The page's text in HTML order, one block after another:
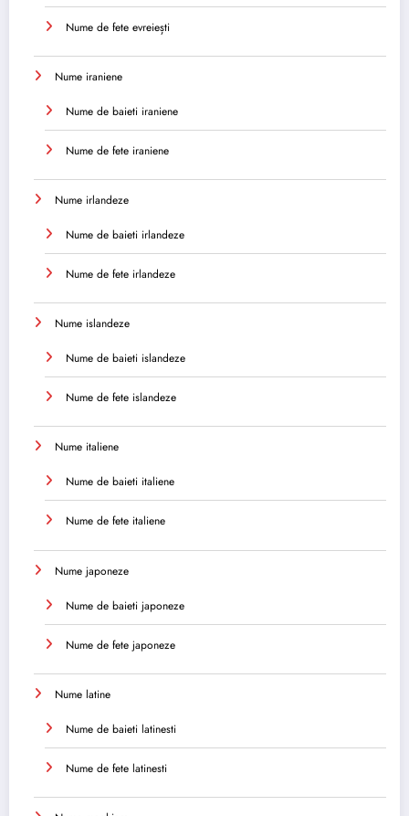
Nume de fete evreiești
Nume iraniene
Nume de baieti iraniene
Nume de fete iraniene
Nume irlandeze
Nume de baieti irlandeze
Nume de fete irlandeze
Nume islandeze
Nume de baieti islandeze
Nume de fete islandeze
Nume italiene
Nume de baieti italiene
Nume de fete italiene
Nume japoneze
Nume de baieti japoneze
Nume de fete japoneze
Nume latine
Nume de baieti latinesti
Nume de fete latinesti